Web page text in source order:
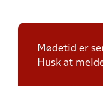
Mødetid er
Husk at